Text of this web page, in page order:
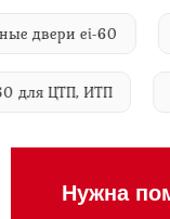
ei-60
60 для ЦТП, ИТП
Нужна